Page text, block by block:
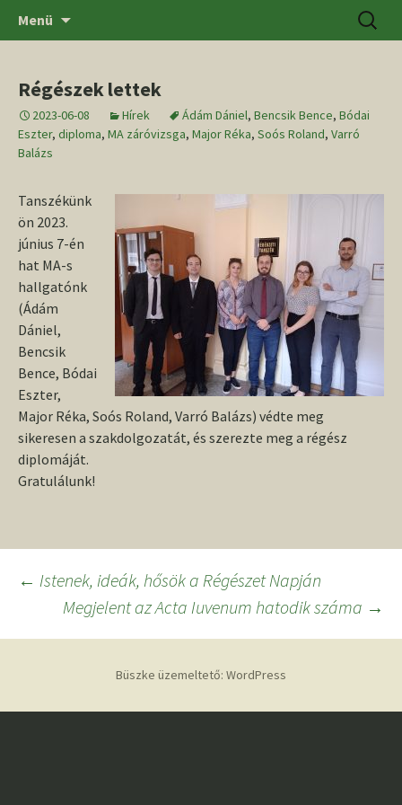
SZTE BTK Régészeti Tanszék
Menü
Régészek lettek
2023-06-08 Hírek Ádám Dániel, Bencsik Bence, Bódai
Eszter, diploma, MA záróvizsga, Major Réka, Soós Roland, Varró
Balázs
Tanszékünk
ön 2023.
június 7-én
hat MA-s
hallgatónk
(Ádám
Dániel,
Bencsik
Bence, Bódai
Eszter,
Major Réka, Soós Roland, Varró Balázs) védte meg
sikeresen a szakdolgozatát, és szerezte meg a régész
diplomáját.
Gratulálunk!
Bejegyzés
navigáció
← Istenek, ideák, hősök a Régészet Napján
Megjelent az Acta Iuvenum hatodik száma →
Büszke üzemeltető: WordPress